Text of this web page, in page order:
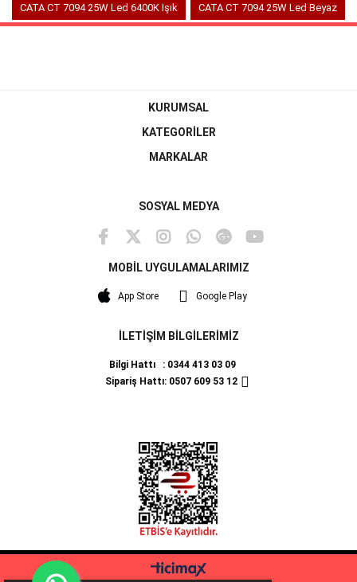
CATA CT 7094 25W Led 6400K Işık CATA CT 7094 25W Led Beyaz
KURUMSAL
KATEGORİLER
MARKALAR
SOSYAL MEDYA
MOBİL UYGULAMALARIMIZ
App Store Google Play
İLETİŞİM BİLGİLERİMİZ
Bilgi Hattı : 0344 413 03 09
Sipariş Hattı: 0507 609 53 12